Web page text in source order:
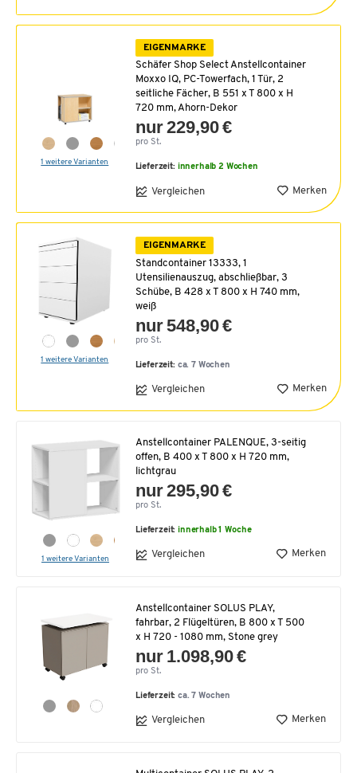
1 weitere Varianten
EIGENMARKE
Schäfer Shop Select Anstellcontainer
Moxxo IQ, PC-Towerfach, 1 Tür, 2
seitliche Fächer, B 551 x T 800 x H
720 mm, Ahorn-Dekor
nur 229,90 €
pro St.
Lieferzeit: innerhalb 2 Wochen
Vergleichen Merken
1 weitere Varianten
EIGENMARKE
Standcontainer 13333, 1
Utensilienauszug, abschließbar, 3
Schübe, B 428 x T 800 x H 740 mm,
weiß
nur 548,90 €
pro St.
Lieferzeit: ca. 7 Wochen
Vergleichen Merken
1 weitere Varianten
Anstellcontainer PALENQUE, 3-seitig
offen, B 400 x T 800 x H 720 mm,
lichtgrau
nur 295,90 €
pro St.
Lieferzeit:innerhalb 1 Woche
Vergleichen Merken
Anstellcontainer SOLUS PLAY,
fahrbar, 2 Flügeltüren, B 800 x T 500
x H 720 - 1080 mm, Stone grey
nur 1.098,90 €
pro St.
Lieferzeit:ca. 7 Wochen
Vergleichen Merken